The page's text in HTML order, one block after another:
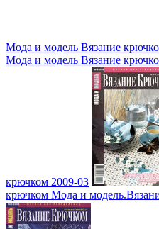
Мода и модель Вязание
Мода и модель Вязание
крючком 2009-03
крючком Мода и